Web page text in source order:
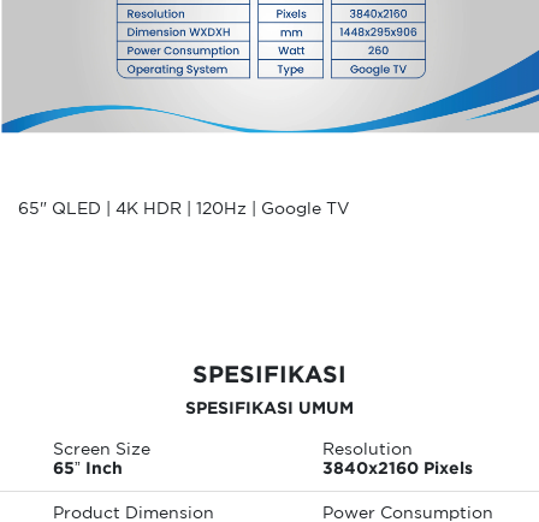
65" QLED | 4K HDR | 120Hz | Google TV
SPESIFIKASI
SPESIFIKASI UMUM
Screen Size
65” Inch
Resolution
3840x2160 Pixels
Product Dimension
Power Consumption